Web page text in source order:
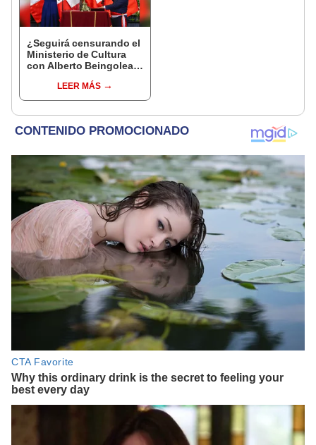
¿Seguirá censurando el
Ministerio de Cultura
con Alberto Beingolea a
LEER MÁS